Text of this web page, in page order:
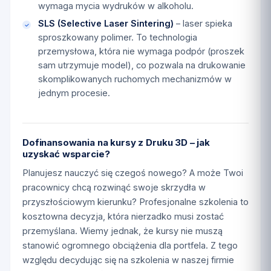
wymaga mycia wydruków w alkoholu.
SLS (Selective Laser Sintering) – laser spieka
sproszkowany polimer. To technologia
przemysłowa, która nie wymaga podpór (proszek
sam utrzymuje model), co pozwala na drukowanie
skomplikowanych ruchomych mechanizmów w
jednym procesie.
Dofinansowania na kursy z Druku 3D – jak
uzyskać wsparcie?
Planujesz nauczyć się czegoś nowego? A może Twoi
pracownicy chcą rozwinąć swoje skrzydła w
przyszłościowym kierunku? Profesjonalne szkolenia to
kosztowna decyzja, która nierzadko musi zostać
przemyślana. Wiemy jednak, że kursy nie muszą
stanowić ogromnego obciążenia dla portfela. Z tego
względu decydując się na szkolenia w naszej firmie